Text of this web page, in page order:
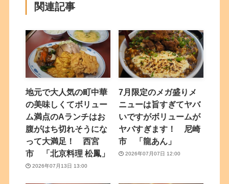
関連記事
地元で大人気の町中華
の美味しくてボリュー
ム満点のAランチはお
腹がはち切れそうにな
って大満足！ 西宮
市 「北京料理 松鳳」
2026年07月13日 13:00
7月限定のメガ盛りメ
ニューは旨すぎてヤバ
いですがボリュームが
ヤバすぎます！ 尼崎
市 「龍あん」
2026年07月07日 12:00